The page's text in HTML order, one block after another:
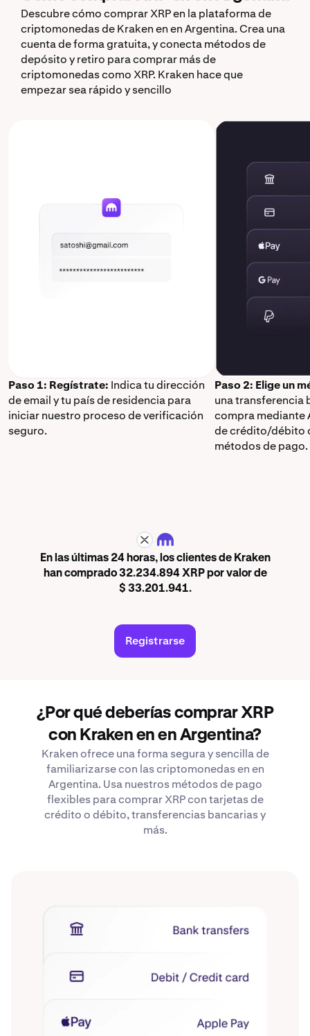
Descubre cómo comprar XRP en la plataforma de
criptomonedas de Kraken en en Argentina. Crea una
cuenta de forma gratuita, y conecta métodos de
depósito y retiro para comprar más de
criptomonedas como XRP. Kraken hace que
empezar sea rápido y sencillo
Paso 1: Regístrate: Indica tu dirección
de email y tu país de residencia para
iniciar nuestro proceso de verificación
seguro.
Paso 2: Elige un
una transferencia
compra mediante
de crédito/débito
métodos de pago.
XRP
En las últimas 24 horas, los clientes de Kraken
han comprado 32.234.894 XRP por valor de
$ 33.201.941.
Registrarse
¿Por qué deberías comprar XRP
con Kraken en en Argentina?
Kraken ofrece una forma segura y sencilla de
familiarizarse con las criptomonedas en en
Argentina. Usa nuestros métodos de pago
flexibles para comprar XRP con tarjetas de
crédito o débito, transferencias bancarias y
más.